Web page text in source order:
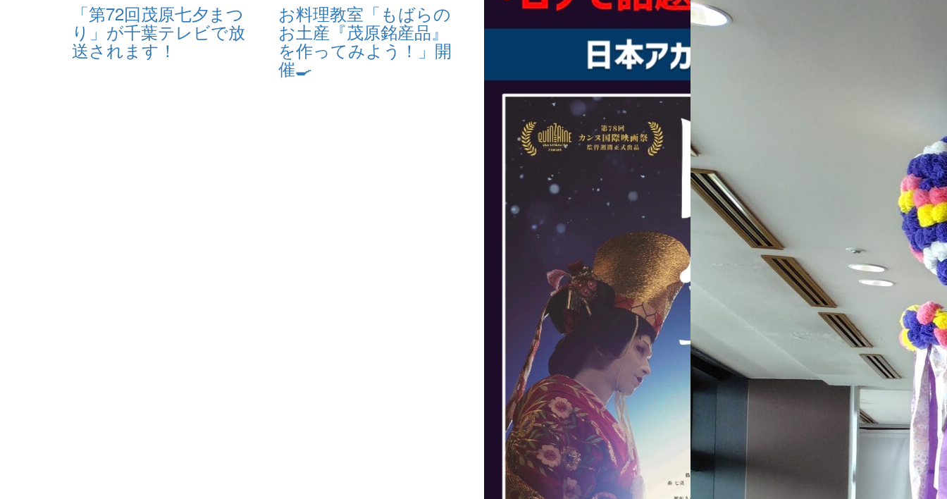
「第72回茂原七夕まつ
り」が千葉テレビで放
送されます！
お料理教室「もばらの
お土産『茂原銘産品』
を作ってみよう！」開
催🍳